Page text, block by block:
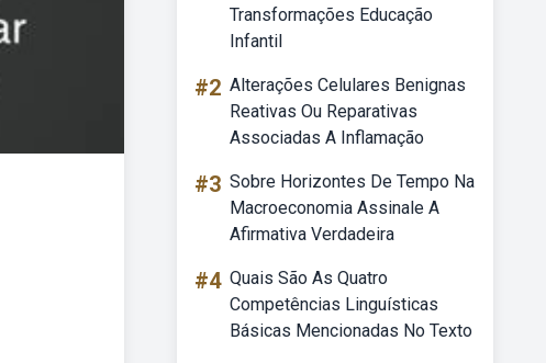
Transformações Educação
Infantil
#2 Alterações Celulares Benignas
Reativas Ou Reparativas
Associadas A Inflamação
#3 Sobre Horizontes De Tempo Na
Macroeconomia Assinale A
Afirmativa Verdadeira
#4 Quais São As Quatro
Competências Linguísticas
Básicas Mencionadas No Texto